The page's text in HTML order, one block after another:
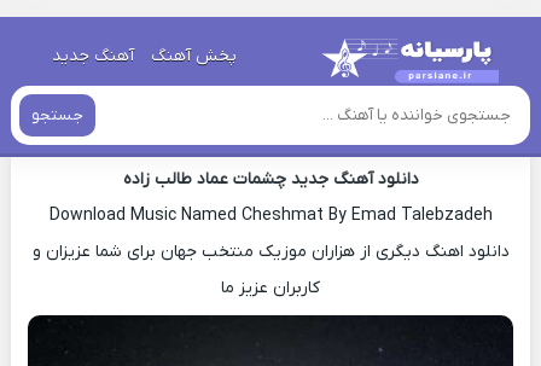
پخش آهنگ آهنگ جدید
جستجو
خانه » دانلود آهنگ جدید
اهنگ عماد طالب زاده چشمات جدید
دانلود آهنگ جدید چشمات عماد طالب زاده
Download Music Named Cheshmat By Emad Talebzadeh
دانلود اهنگ دیگری از هزاران موزیک منتخب جهان برای شما عزیزان و
کاربران عزیز ما